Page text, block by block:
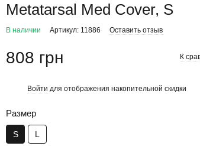
Metatarsal Med Cover, S
В наличии Артикул: 11886 Оставить отзыв
808 грн К
Войти для отображения накопительной скидки
Размер
S L